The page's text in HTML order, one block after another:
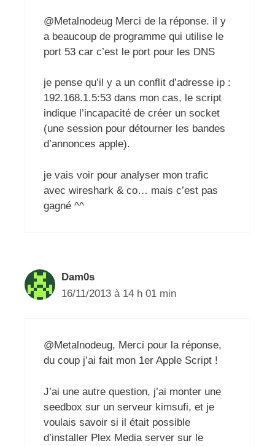
@Metalnodeug Merci de la réponse. il y
a beaucoup de programme qui utilise le
port 53 car c’est le port pour les DNS
je pense qu’il y a un conflit d’adresse ip :
192.168.1.5:53 dans mon cas, le script
indique l’incapacité de créer un socket
(une session pour détourner les bandes
d’annonces apple).
je vais voir pour analyser mon trafic
avec wireshark & co… mais c’est pas
gagné ^^
Dam0s
16/11/2013 à 14 h 01 min
@Metalnodeug, Merci pour la réponse,
du coup j’ai fait mon 1er Apple Script !
J’ai une autre question, j’ai monter une
seedbox sur un serveur kimsufi, et je
voulais savoir si il était possible
d’installer Plex Media server sur le